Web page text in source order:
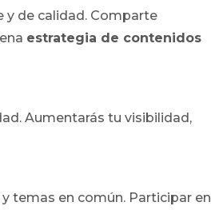
y de calidad. Comparte
estrategia de contenidos
Aumentarás tu visibilidad,
temas en común. Participar en